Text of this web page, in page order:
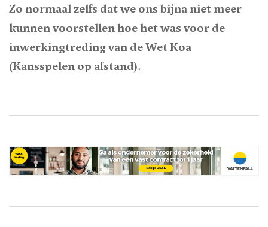
Zo normaal zelfs dat we ons bijna niet meer
kunnen voorstellen hoe het was voor de
inwerkingtreding van de Wet Koa
(Kansspelen op afstand).